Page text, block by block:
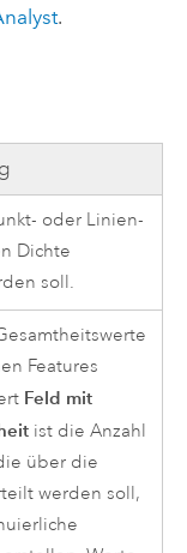
.
oder Linien-
Dichte
soll.
Features
Feld mit
ist die Anzahl
über die
werden soll,